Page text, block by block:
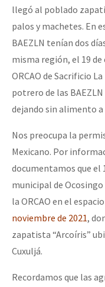
llegó al poblado
palos y machetes. En
BAEZLN tenían dos
misma región, el 19 de
ORCAO de Sacrificio
potrero de las
dejando sin alimento
Nos preocupa la
Mexicano. Por
documentamos que el
municipal de
la ORCAO en el
noviembre de 2021,
zapatista “Arcoíris”
Cuxuljá.
Recordamos que las